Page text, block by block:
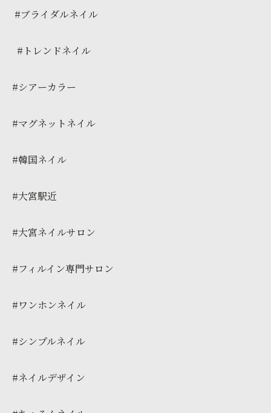
#ブライダルネイル
#トレンドネイル
#シアーカラー
#マグネットネイル
#韓国ネイル
#大宮駅近
#大宮ネイルサロン
#フィルイン専門サロン
#ワンホンネイル
#シンプルネイル
#ネイルデザイン